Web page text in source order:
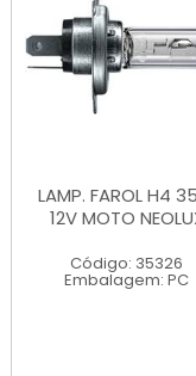
LAMP. FAROL H4
12V MOTO
Código: 35326
Embalagem: PC